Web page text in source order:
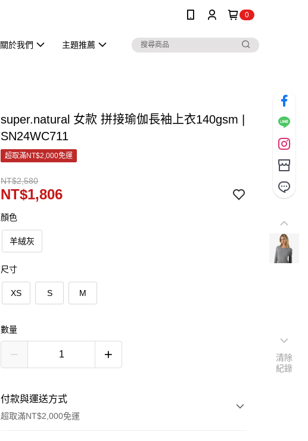
0
關於我們 主題推薦
super.natural 女款 拼接瑜伽長袖上衣140gsm |
SN24WC711
超取滿NT$2,000免運
NT$2,580
NT$1,806
顏色
羊絨灰
尺寸
XS S M
數量
付款與運送方式
超取滿NT$2,000免運
清除
紀錄